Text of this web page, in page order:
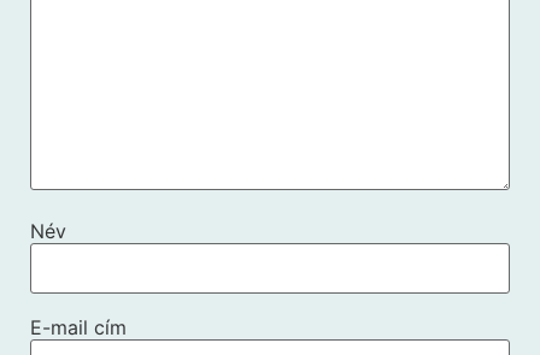
Név
E-mail cím